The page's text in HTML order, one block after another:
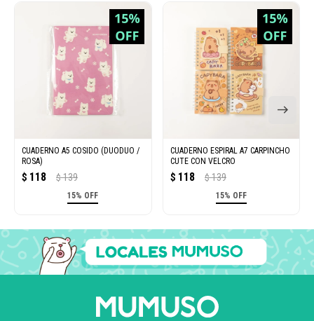
CUADERNO A5 COSIDO (DUODUO /
ROSA)
$ 118 $ 139
15% OFF
CUADERNO ESPIRAL A7 CARPINCHO
CUTE CON VELCRO
$ 118 $ 139
15% OFF